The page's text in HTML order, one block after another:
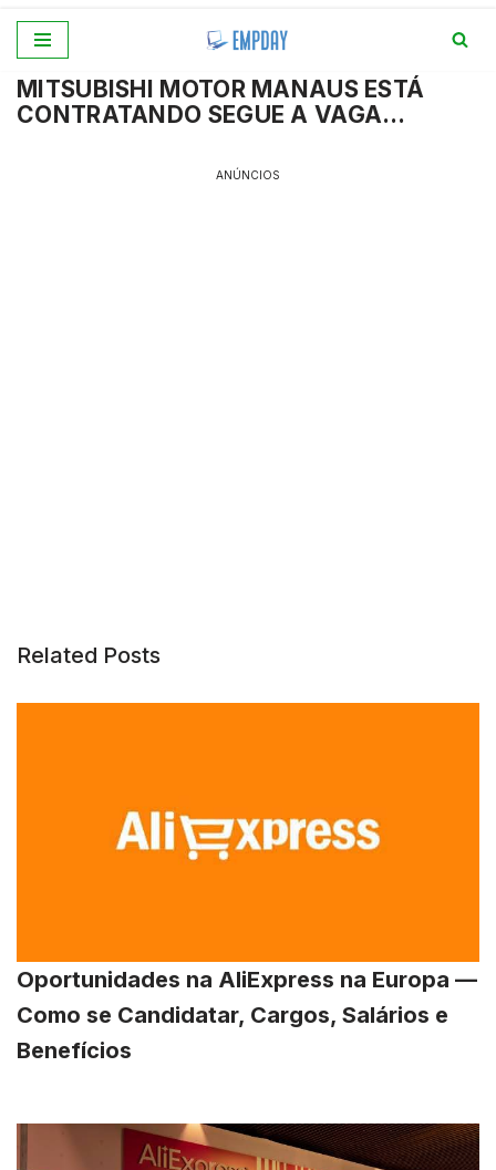
para
o
MITSUBISHI MOTOR MANAUS ESTÁ
CONTRATANDO SEGUE A VAGA…
ANÚNCIOS
Related Posts
Oportunidades na AliExpress na Europa —
Como se Candidatar, Cargos, Salários e
Benefícios